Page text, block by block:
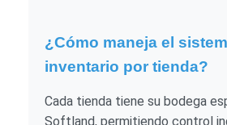
¿Cómo maneja el
inventario por tienda?
Cada tienda tiene su bodega
Softland, permitiendo control